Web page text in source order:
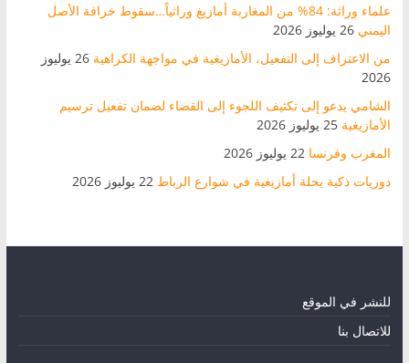
علماء وراثة: 84% من المغاربة أمازيغ وراثياً…سقوط خرافة الأصل
اليمني 26 يوليوز 2026
من الاعتراف إلى التفعيل، الأمازيغية في مواجهة الكراهية
26 يوليوز
2026
الشامي يدعو إلى تكثيف اللجوء إلى القضاء لضمان تفعيل ترسيم
الأمازيغية 25 يوليوز 2026
المغرب وفرنسا 22 يوليوز 2026
دوريات ذكية بحلة أمازيغية في شوارع الرباط 22 يوليوز 2026
للنشر في الموقع
للاتصال بنا